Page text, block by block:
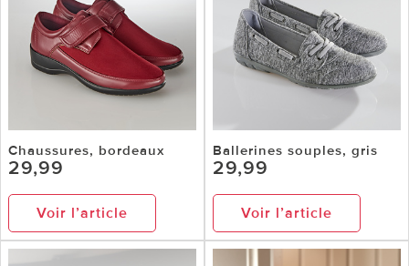
Chaussures, bordeaux
29,99
Voir l’article
Ballerines souples, gris
29,99
Voir l’article